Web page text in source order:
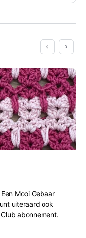
Mooi Gebaar
uiteraard ook
abonnement.